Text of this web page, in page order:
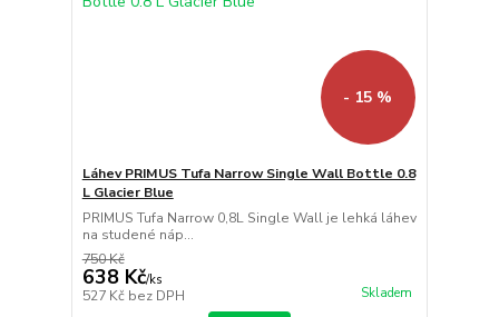
- 15 %
Láhev PRIMUS Tufa Narrow Single Wall Bottle 0.8
L Glacier Blue
PRIMUS Tufa Narrow 0,8L Single Wall je lehká láhev
na studené náp...
750 Kč
638 Kč/ks
527 Kč bez DPH Skladem